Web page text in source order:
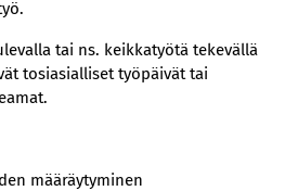
tai ns. keikkatyötä tekevällä
tosiasialliset työpäivät tai
määräytyminen